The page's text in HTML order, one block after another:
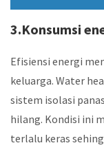
3.Konsumsi
Efisiensi energi
keluarga. Water
sistem isolasi
hilang. Kondisi ini
terlalu keras